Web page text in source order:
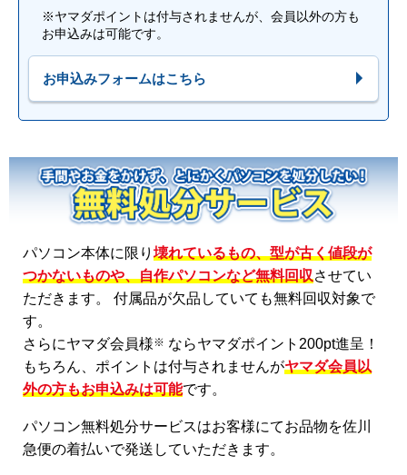
※ヤマダポイントは付与されませんが、会員以外の方も
お申込みは可能です。
お申込みフォームはこちら
パソコン本体に限り 壊れているもの、型が古く値段が
つかないものや、自作パソコンなど無料回収させてい
ただきます。 付属品が欠品していても無料回収対象で
す。
さらにヤマダ会員様※ ならヤマダポイント200pt進呈！
もちろん、ポイントは付与されませんがヤマダ会員以
外の方もお申込みは可能です。
パソコン無料処分サービスはお客様にてお品物を佐川
急便の着払いで発送していただきます。